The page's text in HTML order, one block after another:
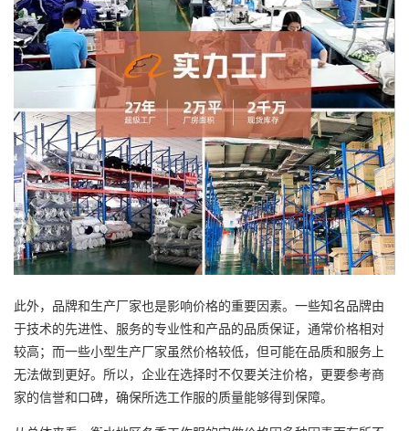
此外，品牌和生产厂家也是影响价格的重要因素。一些知名品牌由
于技术的先进性、服务的专业性和产品的品质保证，通常价格相对
较高；而一些小型生产厂家虽然价格较低，但可能在品质和服务上
无法做到更好。所以，企业在选择时不仅要关注价格，更要参考商
家的信誉和口碑，确保所选工作服的质量能够得到保障。